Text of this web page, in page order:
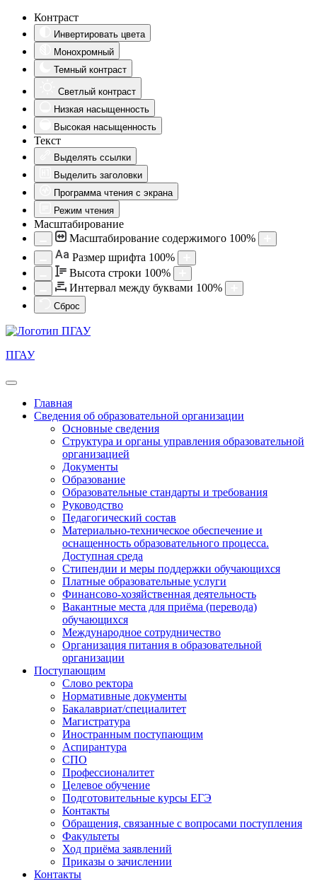
Контраст
Инвертировать цвета
Монохромный
Темный контраст
Светлый контраст
Низкая насыщенность
Высокая насыщенность
Текст
Выделять ссылки
Выделить заголовки
Программа чтения с экрана
Режим чтения
Масштабирование
Масштабирование содержимого 100%
Aa Размер шрифта 100%
Высота строки 100%
Интервал между буквами 100%
Сброс
ПГАУ
Главная
Сведения об образовательной организации
Основные сведения
Структура и органы управления образовательной
организацией
Документы
Образование
Образовательные стандарты и требования
Руководство
Педагогический состав
Материально-техническое обеспечение и
оснащенность образовательного процесса.
Доступная среда
Стипендии и меры поддержки обучающихся
Платные образовательные услуги
Финансово-хозяйственная деятельность
Вакантные места для приёма (перевода)
обучающихся
Международное сотрудничество
Организация питания в образовательной
организации
Поступающим
Слово ректора
Нормативные документы
Бакалавриат/специалитет
Магистратура
Иностранным поступающим
Аспирантура
СПО
Профессионалитет
Целевое обучение
Подготовительные курсы ЕГЭ
Контакты
Обращения, связанные с вопросами поступления
Факультеты
Ход приёма заявлений
Приказы о зачислении
Контакты